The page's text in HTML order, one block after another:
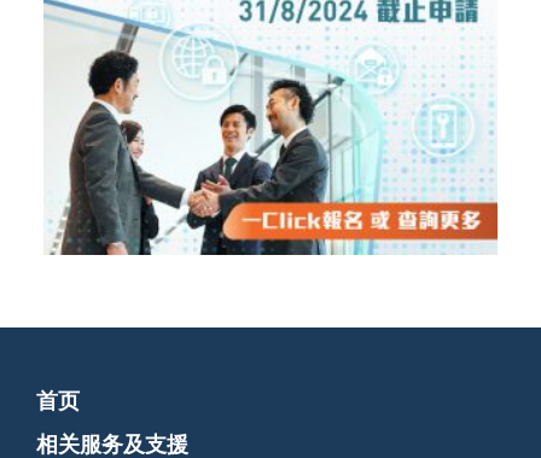
首页
相关服务及支援